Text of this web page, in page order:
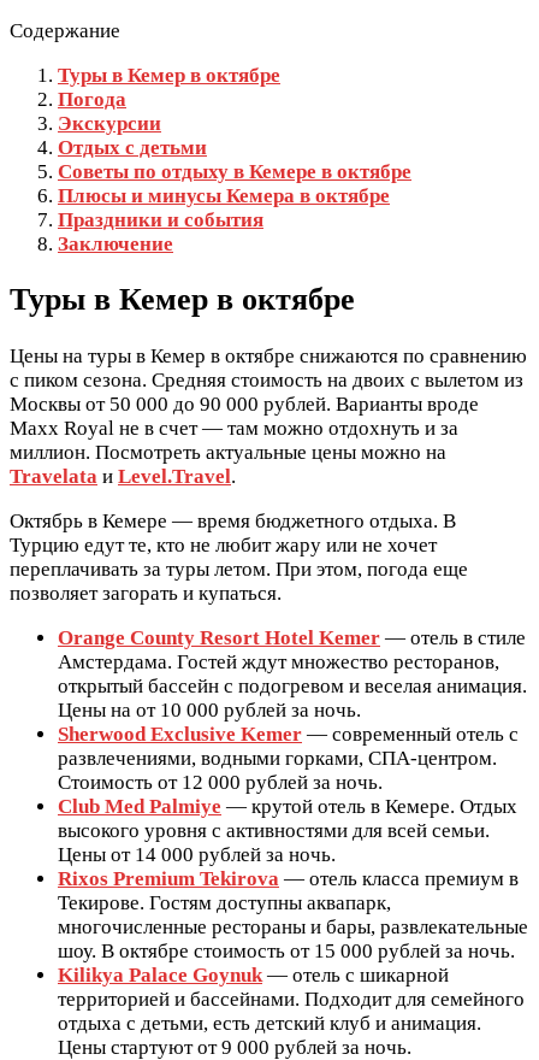
Содержание
Туры в Кемер в октябре
Погода
Экскурсии
Отдых с детьми
Советы по отдыху в Кемере в октябре
Плюсы и минусы Кемера в октябре
Праздники и события
Заключение
Туры в Кемер в октябре
Цены на туры в Кемер в октябре снижаются по сравнению
с пиком сезона. Средняя стоимость на двоих с вылетом из
Москвы от 50 000 до 90 000 рублей. Варианты вроде
Maxx Royal не в счет — там можно отдохнуть и за
миллион. Посмотреть актуальные цены можно на
Travelata и Level.Travel.
Октябрь в Кемере — время бюджетного отдыха. В
Турцию едут те, кто не любит жару или не хочет
переплачивать за туры летом. При этом, погода еще
позволяет загорать и купаться.
Orange County Resort Hotel Kemer — отель в стиле
Амстердама. Гостей ждут множество ресторанов,
открытый бассейн с подогревом и веселая анимация.
Цены на от 10 000 рублей за ночь.
Sherwood Exclusive Kemer — современный отель с
развлечениями, водными горками, СПА-центром.
Стоимость от 12 000 рублей за ночь.
Club Med Palmiye — крутой отель в Кемере. Отдых
высокого уровня с активностями для всей семьи.
Цены от 14 000 рублей за ночь.
Rixos Premium Tekirova — отель класса премиум в
Текирове. Гостям доступны аквапарк,
многочисленные рестораны и бары, развлекательные
шоу. В октябре стоимость от 15 000 рублей за ночь.
Kilikya Palace Goynuk — отель с шикарной
территорией и бассейнами. Подходит для семейного
отдыха с детьми, есть детский клуб и анимация.
Цены стартуют от 9 000 рублей за ночь.